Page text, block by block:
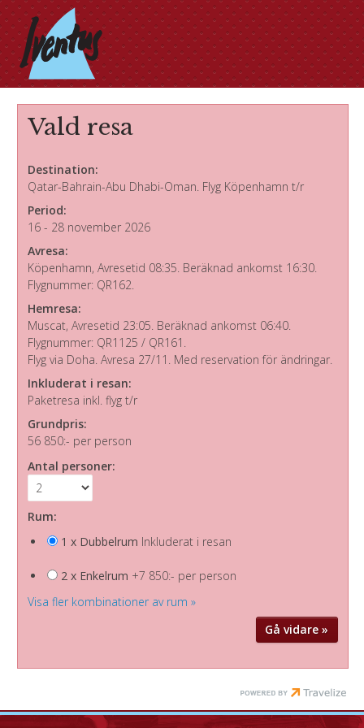
Vald resa
Destination:
Qatar-Bahrain-Abu Dhabi-Oman. Flyg Köpenhamn t/r
Period:
16 - 28 november 2026
Avresa:
Köpenhamn, Avresetid 08:35. Beräknad ankomst 16:30.
Flygnummer: QR162.
Hemresa:
Muscat, Avresetid 23:05. Beräknad ankomst 06:40.
Flygnummer: QR1125 / QR161.
Flyg via Doha. Avresa 27/11. Med reservation för ändringar.
Inkluderat i resan:
Paketresa inkl. flyg t/r
Grundpris:
56 850:- per person
Antal personer:
Rum:
1 x Dubbelrum Inkluderat i resan
2 x Enkelrum +7 850:- per person
Visa fler kombinationer av rum »